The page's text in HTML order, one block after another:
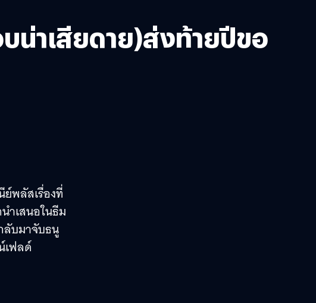
น่าเสียดาย)ส่งท้ายปีขอ
ย์พลัสเรื่องที่
นำเสนอในธีม
ลับมาจับธนู
เฟลด์